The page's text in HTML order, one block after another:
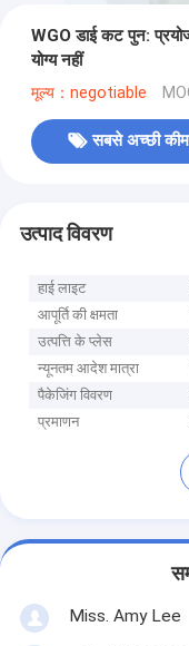
WGO डाई कट पुन:
योग्य नहीं
मूल्य：negotiable
सबसे अच्छी
उत्पाद विवरण
हाई लाइट
आपूर्ति की क्षमता
उत्पत्ति के प्लेस
न्यूनतम आदेश मात्रा
पैकेजिंग विवरण
प्रमाणन
Miss. Amy Lee